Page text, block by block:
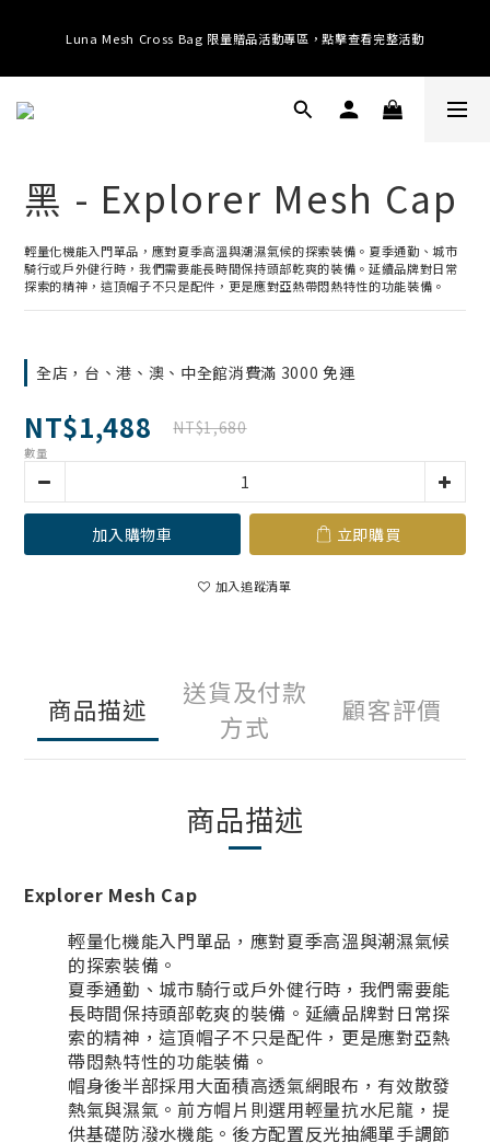
球)
Luna Mesh Cross Bag 限量贈品活動專區，點擊查看完整活動
提供全球運送；消費滿 $3000 即享免運 (台港澳中)；滿 $10500 即享免運 (全
黑 - Explorer Mesh Cap
輕量化機能入門單品，應對夏季高溫與潮濕氣候的探索裝備。夏季通勤、城市
騎行或戶外健行時，我們需要能長時間保持頭部乾爽的裝備。延續品牌對日常
探索的精神，這頂帽子不只是配件，更是應對亞熱帶悶熱特性的功能裝備。
全店，台、港、澳、中全館消費滿 3000 免運
NT$1,488 NT$1,680
數量
加入購物車 立即購買
加入追蹤清單
商品描述
送貨及付款
方式
顧客評價
商品描述
Explorer Mesh Cap
輕量化機能入門單品，應對夏季高溫與潮濕氣候
的探索裝備。
夏季通勤、城市騎行或戶外健行時，我們需要能
長時間保持頭部乾爽的裝備。延續品牌對日常探
索的精神，這頂帽子不只是配件，更是應對亞熱
帶悶熱特性的功能裝備。
帽身後半部採用大面積高透氣網眼布，有效散發
熱氣與濕氣。前方帽片則選用輕量抗水尼龍，提
供基礎防潑水機能。後方配置反光抽繩單手調節